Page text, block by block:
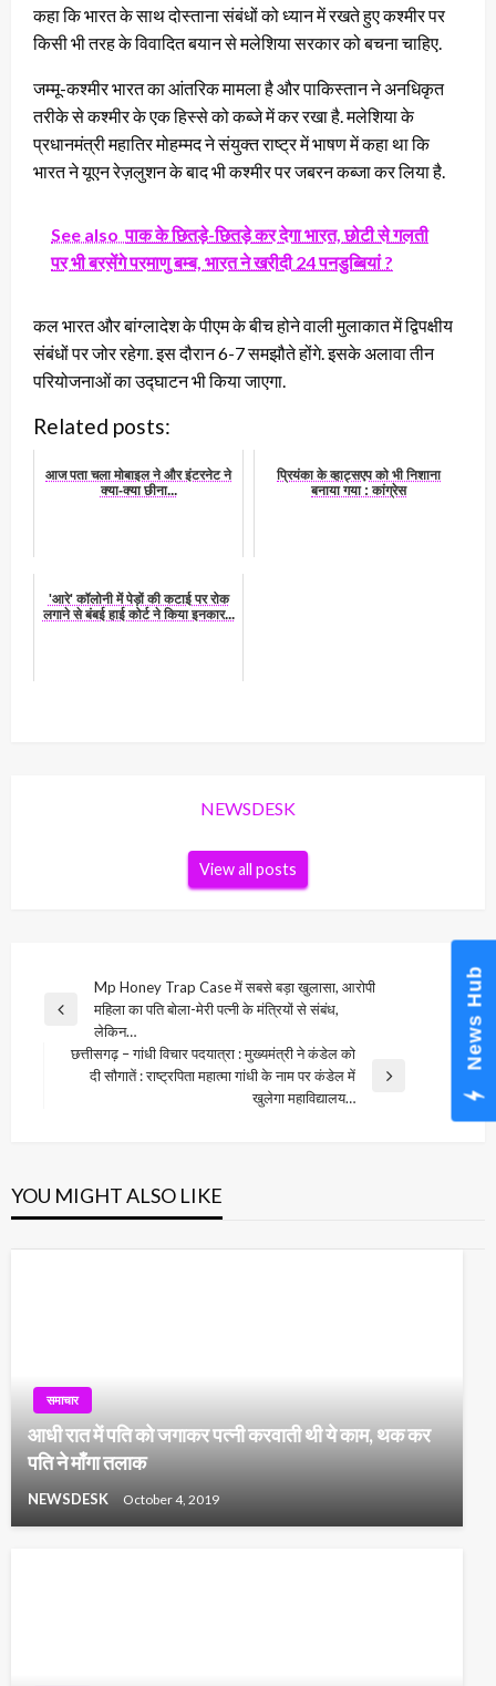
कहा कि भारत के साथ दोस्ताना संबंधों को ध्यान में रखते हुए कश्मीर पर
किसी भी तरह के विवादित बयान से मलेशिया सरकार को बचना चाहिए.
जम्मू-कश्मीर भारत का आंतरिक मामला है और पाकिस्तान ने अनधिकृत
तरीके से कश्मीर के एक हिस्से को कब्जे में कर रखा है. मलेशिया के
प्रधानमंत्री महातिर मोहम्मद ने संयुक्त राष्ट्र में भाषण में कहा था कि
भारत ने यूएन रेज़लुशन के बाद भी कश्मीर पर जबरन कब्जा कर लिया है.
See also पाक के छितड़े-छितड़े कर देगा भारत, छोटी से गलती
पर भी बरसेंगे परमाणु बम्ब, भारत ने खरीदी 24 पनडुब्बियां ?
कल भारत और बांग्लादेश के पीएम के बीच होने वाली मुलाकात में द्विपक्षीय
संबंधों पर जोर रहेगा. इस दौरान 6-7 समझौते होंगे. इसके अलावा तीन
परियोजनाओं का उद्घाटन भी किया जाएगा.
Related posts:
आज पता चला मोबाइल ने और इंटरनेट ने
क्या-क्या छीना...
प्रियंका के व्हाट्सएप को भी निशाना
बनाया गया : कांग्रेस
'आरे' कॉलोनी में पेड़ों की कटाई पर रोक
लगाने से बंबई हाई कोर्ट ने किया इनकार...
NEWSDESK
View all posts
navigation
Previous
Mp Honey Trap Case में सबसे बड़ा खुलासा, आरोपी
महिला का पति बोला-मेरी पत्नी के मंत्रियों से संबंध,
लेकिन…
Next
छत्तीसगढ़ – गांधी विचार पदयात्रा : मुख्यमंत्री ने कंडेल को
दी सौगातें : राष्ट्रपिता महात्मा गांधी के नाम पर कंडेल में
खुलेगा महाविद्यालय…
YOU MIGHT ALSO LIKE
समाचार
आधी रात में पति को जगाकर पत्नी करवाती थी ये काम, थक कर
पति ने माँगा तलाक
NEWSDESK October 4, 2019
News Hub